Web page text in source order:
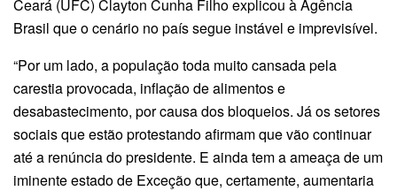
Ceará (UFC) Clayton Cunha Filho explicou à Agência
Brasil que o cenário no país segue instável e imprevisível.
“Por um lado, a população toda muito cansada pela
carestia provocada, inflação de alimentos e
desabastecimento, por causa dos bloqueios. Já os setores
sociais que estão protestando afirmam que vão continuar
até a renúncia do presidente. E ainda tem a ameaça de um
iminente estado de Exceção que, certamente, aumentaria